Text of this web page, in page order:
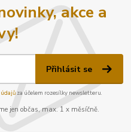
akce a
Přihlásit se
za účelem rozesílky newsletteru.
jen občas, max. 1 x měsíčně.